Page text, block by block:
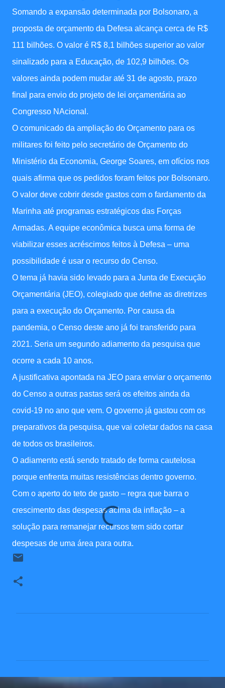
Somando a expansão determinada por Bolsonaro, a
proposta de orçamento da Defesa alcança cerca de R$
111 bilhões. O valor é R$ 8,1 bilhões superior ao valor
sinalizado para a Educação, de 102,9 bilhões. Os
valores ainda podem mudar até 31 de agosto, prazo
final para envio do projeto de lei orçamentária ao
Congresso NAcional.
O comunicado da ampliação do Orçamento para os
militares foi feito pelo secretário de Orçamento do
Ministério da Economia, George Soares, em ofícios nos
quais afirma que os pedidos foram feitos por Bolsonaro.
O valor deve cobrir desde gastos com o fardamento da
Marinha até programas estratégicos das Forças
Armadas. A equipe econômica busca uma forma de
viabilizar esses acréscimos feitos à Defesa – uma
possibilidade é usar o recurso do Censo.
O tema já havia sido levado para a Junta de Execução
Orçamentária (JEO), colegiado que define as diretrizes
para a execução do Orçamento. Por causa da
pandemia, o Censo deste ano já foi transferido para
2021. Seria um segundo adiamento da pesquisa que
ocorre a cada 10 anos.
A justificativa apontada na JEO para enviar o orçamento
do Censo a outras pastas será os efeitos ainda da
covid-19 no ano que vem. O governo já gastou com os
preparativos da pesquisa, que vai coletar dados na casa
de todos os brasileiros.
O adiamento está sendo tratado de forma cautelosa
porque enfrenta muitas resistências dentro governo.
Com o aperto do teto de gasto – regra que barra o
crescimento das despesas acima da inflação – a
solução para remanejar recursos tem sido cortar
despesas de uma área para outra.
n